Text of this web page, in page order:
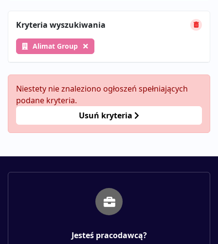
Kryteria wyszukiwania
Alimat Group
Niestety nie znaleziono ogłoszeń spełniających
podane kryteria.
Usuń kryteria
Jesteś pracodawcą?